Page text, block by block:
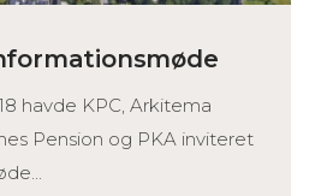
havde KPC, Arkitema
Pension og PKA inviteret